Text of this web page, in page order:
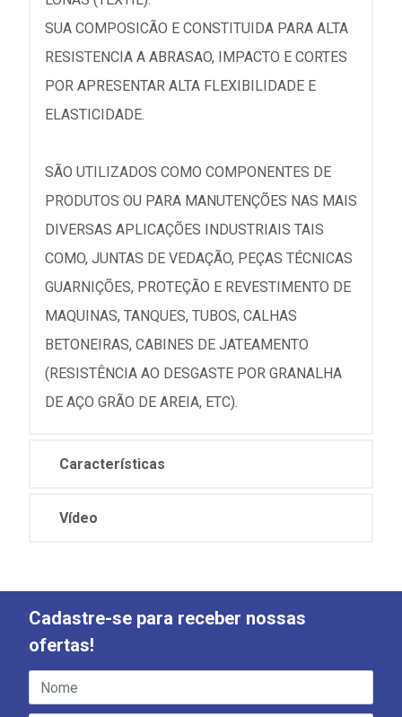
SUA COMPOSICÃO E CONSTITUIDA PARA ALTA
RESISTENCIA A ABRASAO, IMPACTO E CORTES
POR APRESENTAR ALTA FLEXIBILIDADE E
ELASTICIDADE.
SÃO UTILIZADOS COMO COMPONENTES DE
PRODUTOS OU PARA MANUTENÇÕES NAS MAIS
DIVERSAS APLICAÇÕES INDUSTRIAIS TAIS
COMO, JUNTAS DE VEDAÇÃO, PEÇAS TÉCNICAS
GUARNIÇÕES, PROTEÇÃO E REVESTIMENTO DE
MAQUINAS, TANQUES, TUBOS, CALHAS
BETONEIRAS, CABINES DE JATEAMENTO
(RESISTÊNCIA AO DESGASTE POR GRANALHA
DE AÇO GRÃO DE AREIA, ETC).
Características
Vídeo
Cadastre-se para receber nossas
ofertas!